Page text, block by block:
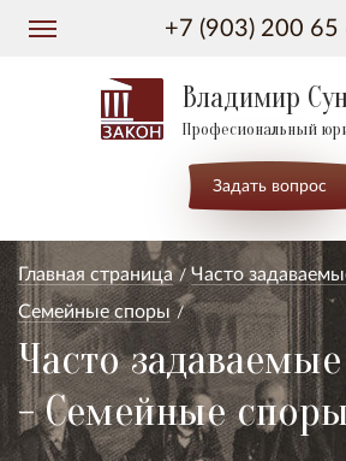
+7 (903) 200 65
Владимир
Професиональный
Задать вопрос
Главная страница
Часто
Семейные споры
Часто
- Семейные